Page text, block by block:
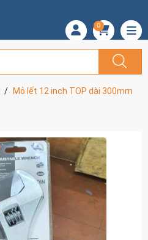
0
Mỏ lết 12 inch TOP dài 300mm